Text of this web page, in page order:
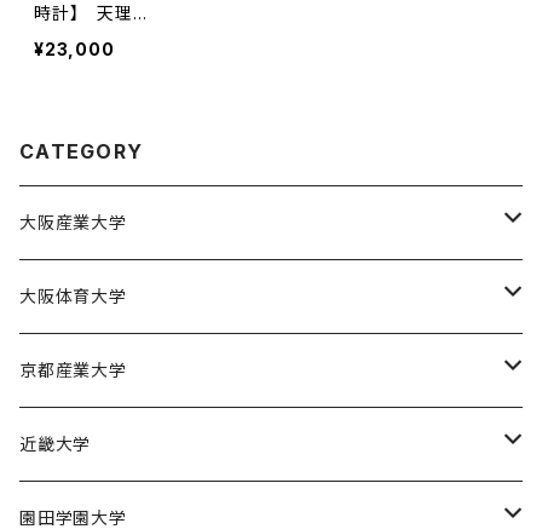
時計】 天理大
学男子バレー部
¥23,000
CATEGORY
大阪産業大学
大阪産業大学バスケットボール部
大阪体育大学
大阪体育大学女子バスケットボール部
京都産業大学
京都産業大学男子バスケットボール部
近畿大学
近畿大学体育会バスケットボール部
園田学園大学